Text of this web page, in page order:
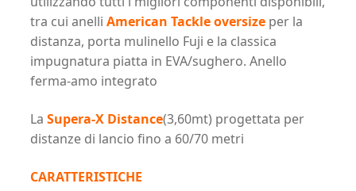
tra cui anelli American Tackle oversizeper la
distanza, porta mulinello Fuji e la classica
impugnatura piatta in EVA/sughero. Anello
ferma-amo integrato
La Supera-X Distance(3,60mt) progettata per
distanze di lancio fino a 60/70 metri
CARATTERISTICHE